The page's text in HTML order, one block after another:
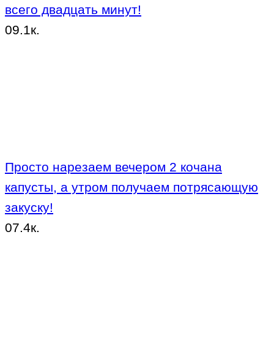
всего двадцать минут!
09.1к.
Просто нарезаем вечером 2 кочана
капусты, а утром получаем потрясающую
закуску!
07.4к.